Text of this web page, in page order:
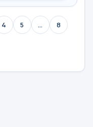
4 5 ...
8